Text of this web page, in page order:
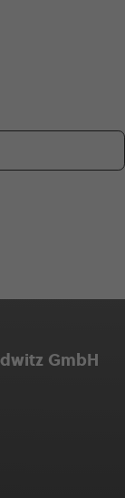
GmbH